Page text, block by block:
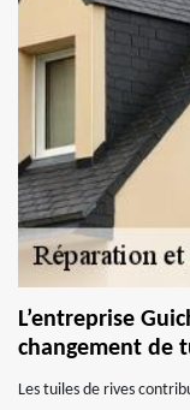
L’entreprise
changement de
Les tuiles de rives